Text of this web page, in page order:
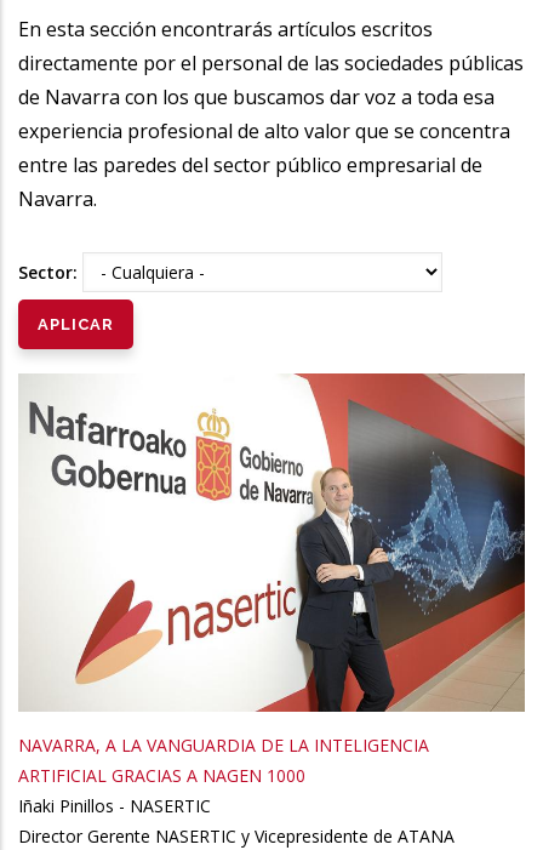
la
navegación
En esta sección encontrarás artículos escritos
directamente por el personal de las sociedades públicas
de Navarra con los que buscamos dar voz a toda esa
experiencia profesional de alto valor que se concentra
entre las paredes del sector público empresarial de
Navarra.
Sector:
NAVARRA, A LA VANGUARDIA DE LA INTELIGENCIA
ARTIFICIAL GRACIAS A NAGEN 1000
Iñaki Pinillos - NASERTIC
Director Gerente NASERTIC y Vicepresidente de ATANA